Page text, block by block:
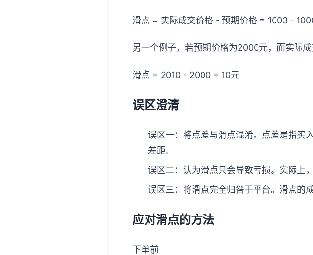
滑点 = 实际成交价格 - 预期价格 = 1003 -
另一个例子，若预期价格为2000元，而实际
滑点 = 2010 - 2000 = 10元
误区澄清
误区一：将点差与滑点混淆。点差是指买
差距。
误区二：认为滑点只会导致亏损。实际上
误区三：将滑点完全归咎于平台。滑点的
应对滑点的方法
下单前